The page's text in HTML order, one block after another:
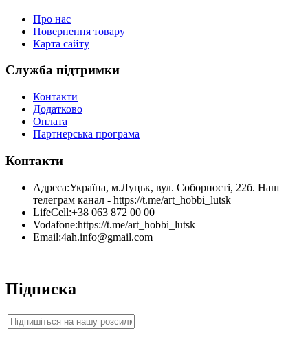
Про нас
Повернення товару
Карта сайту
Служба підтримки
Контакти
Додатково
Оплата
Партнерська програма
Контакти
Адреса:Україна, м.Луцьк, вул. Соборності, 22б. Наш
телеграм канал - https://t.me/art_hobbi_lutsk
LifeCell:+38 063 872 00 00
Vodafone:https://t.me/art_hobbi_lutsk
Email:4ah.info@gmail.com
Підписка